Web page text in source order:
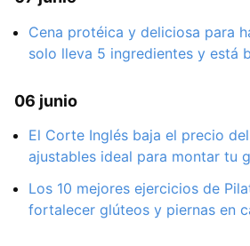
Cena protéica y deliciosa para
solo lleva 5 ingredientes y está
06 junio
El Corte Inglés baja el precio
ajustables ideal para montar tu
Los 10 mejores ejercicios de
fortalecer glúteos y piernas en